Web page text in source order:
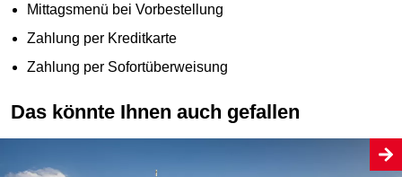
Mittagsmenü bei Vorbestellung
Zahlung per Kreditkarte
Zahlung per Sofortüberweisung
Das könnte Ihnen auch gefallen